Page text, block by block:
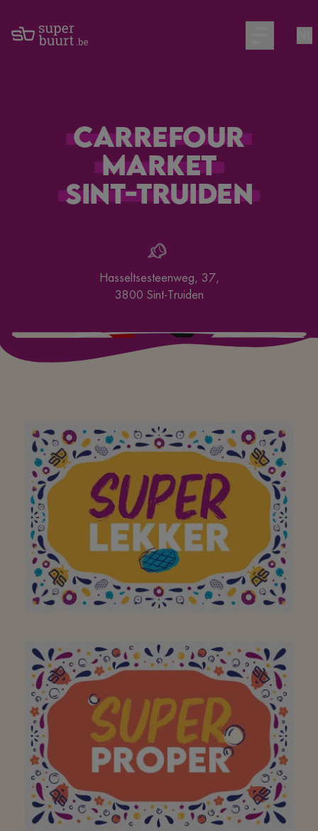
Open main
Carrefour
Market
Sint-Truiden
Hasseltsesteenweg, 37,
3800 Sint-Truiden
Aan mijn favoriete
buurtsuper om elke dag
een breed assortiment
(lokale) lekkernijen aan
te bieden! Bedankt!